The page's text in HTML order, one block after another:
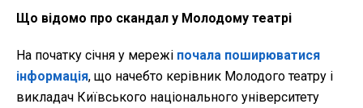
Що відомо про скандал у Молодому театрі
На початку січня у мережі почала поширюватися
інформація, що начебто керівник Молодого театру і
викладач Київського національного університету